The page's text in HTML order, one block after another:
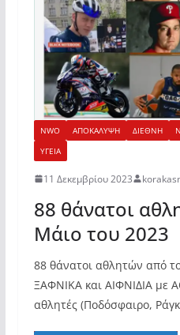
NWO ΑΠΟΚΑΛΥΨΗ ΔΙΕΘΝΗ
ΥΓΕΙΑ
11 Δεκεμβρίου 2023
88 θάνατοι
Μάιο του 2023
88 θάνατοι αθλητών από
ΞΑΦΝΙΚΑ και ΑΙΦΝΙΔΙΑ με
αθλητές (Ποδόσφαιρο,